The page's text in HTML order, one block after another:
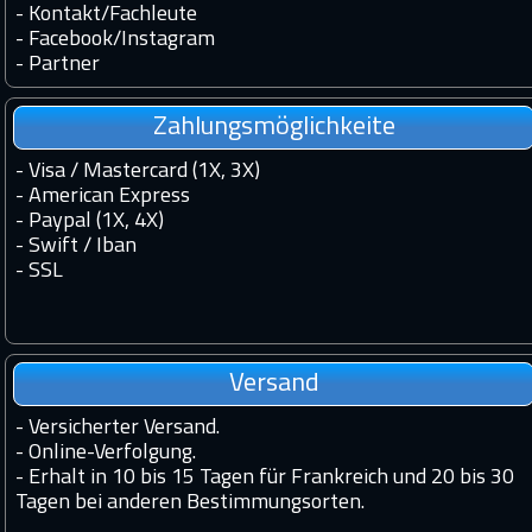
- Kontakt/Fachleute
- Facebook/Instagram
- Partner
Zahlungsmöglichkeite
- Visa / Mastercard (1X, 3X)
- American Express
- Paypal (1X, 4X)
- Swift / Iban
- SSL
Versand
- Versicherter Versand.
- Online-Verfolgung.
- Erhalt in 10 bis 15 Tagen für Frankreich und 20 bis 30
Tagen bei anderen Bestimmungsorten.